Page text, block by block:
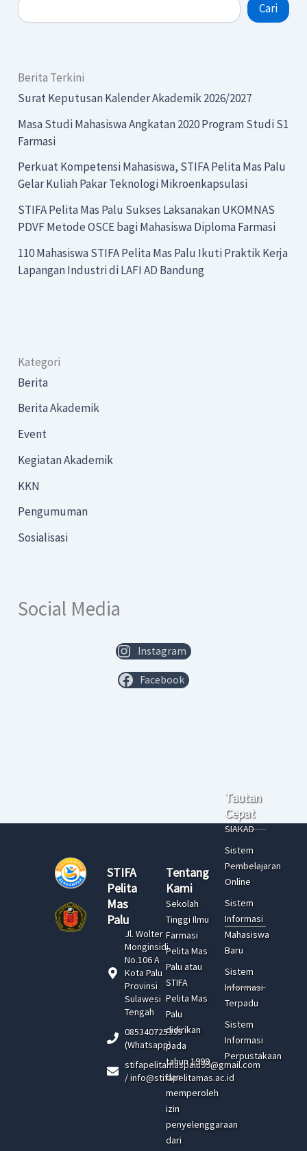
Cari
Berita Terkini
Surat Keputusan Kalender Akademik 2026/2027
Masa Studi Mahasiswa Angkatan 2020 Program Studi S1
Farmasi
Perkuat Kompetensi Mahasiswa, STIFA Pelita Mas Palu
Gelar Kuliah Pakar Teknologi Mikroenkapsulasi
STIFA Pelita Mas Palu Sukses Laksanakan UKOMNAS
PDVF Metode OSCE bagi Mahasiswa Diploma Farmasi
110 Mahasiswa STIFA Pelita Mas Palu Ikuti Praktik Kerja
Lapangan Industri di LAFI AD Bandung
Kategori
Berita
Berita Akademik
Event
Kegiatan Akademik
KKN
Pengumuman
Sosialisasi
Social Media
Instagram
Facebook
STIFA
Pelita
Mas
Palu
Jl. Wolter
Monginsidi
No.106 A
Kota Palu
Provinsi
Sulawesi
Tengah
085340725335
(Whatsapp)
stifapelitamaspalu99@gmail.com
/ info@stifapelitamas.ac.id
Tentang
Kami
Sekolah
Tinggi Ilmu
Farmasi
Pelita Mas
Palu atau
STIFA
Pelita Mas
Palu
didirikan
pada
tahun 1999
dan
memperoleh
izin
penyelenggaraan
dari
Tautan
Cepat
SIAKAD
Sistem
Pembelajaran
Online
Sistem
Informasi
Mahasiswa
Baru
Sistem
Informasi
Terpadu
Sistem
Informasi
Perpustakaan